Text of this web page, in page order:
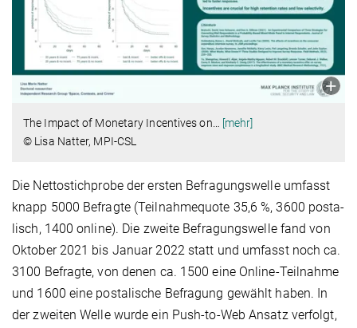
The Impact of Monetary Incentives on
[mehr]
© Lisa Natter, MPI-CSL
Die Nettostichprobe der ersten Befragungswelle umfasst
knapp 5000 Befragte (Teilnahmequote 35,6 %, 3600 posta­
lisch, 1400 online). Die zweite Befragungswelle fand von
Oktober 2021 bis Januar 2022 statt und umfasst noch ca.
3100 Befragte, von denen ca. 1500 eine Online-Teilnahme
und 1600 eine postalische Befragung gewählt haben. In
der zweiten Welle wurde ein Push-to-Web Ansatz verfolgt,